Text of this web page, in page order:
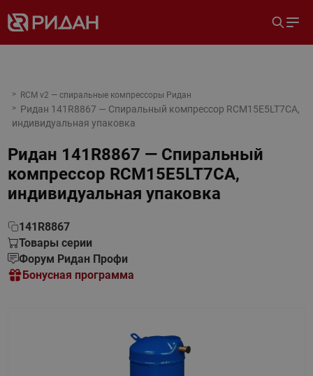
RCM v2 — спиральные компрессоры Ридан
Ридан 141R8867 — Спиральный компрессор RCM15E5LT7CA,
индивидуальная упаковка
Ридан 141R8867 — Спиральный
компрессор RCM15E5LT7CA,
индивидуальная упаковка
141R8867
Товары серии
Форум Ридан Профи
Бонусная программа